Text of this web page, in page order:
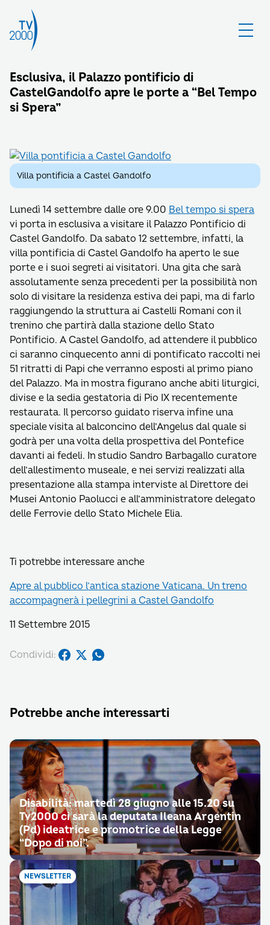
Esclusiva, il Palazzo pontificio di
CastelGandolfo apre le porte a “Bel Tempo
si Spera”
Villa pontificia a Castel Gandolfo
Lunedì 14 settembre dalle ore 9.00 Bel tempo si spera
vi porta in esclusiva a visitare il Palazzo Pontificio di
Castel Gandolfo. Da sabato 12 settembre, infatti, la
villa pontificia di Castel Gandolfo ha aperto le sue
porte e i suoi segreti ai visitatori. Una gita che sarà
assolutamente senza precedenti per la possibilità non
solo di visitare la residenza estiva dei papi, ma di farlo
raggiungendo la struttura ai Castelli Romani con il
trenino che partirà dalla stazione dello Stato
Pontificio. A Castel Gandolfo, ad attendere il pubblico
ci saranno cinquecento anni di pontificato raccolti nei
51 ritratti di Papi che verranno esposti al primo piano
del Palazzo. Ma in mostra figurano anche abiti liturgici,
divise e la sedia gestatoria di Pio IX recentemente
restaurata. Il percorso guidato riserva infine una
speciale visita al balconcino dell’Angelus dal quale si
godrà per una volta della prospettiva del Pontefice
davanti ai fedeli. In studio Sandro Barbagallo curatore
dell’allestimento museale, e nei servizi realizzati alla
presentazione alla stampa interviste al Direttore dei
Musei Antonio Paolucci e all’amministratore delegato
delle Ferrovie dello Stato Michele Elia.
Ti potrebbe interessare anche
Apre al pubblico l’antica stazione Vaticana. Un treno
accompagnerà i pellegrini a Castel Gandolfo
11 Settembre 2015
Condividi:
Potrebbe anche interessarti
Disabilità: martedì 28 giugno alle 15.20 su
Tv2000 ci sarà la deputata Ileana Argentin
(Pd) ideatrice e promotrice della Legge
“Dopo di noi”.
NEWSLETTER